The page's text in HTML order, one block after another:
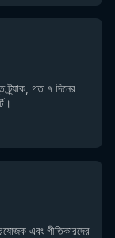
ট্র্যাক, গত ৭ দিনের
এবং গীতিকারদের